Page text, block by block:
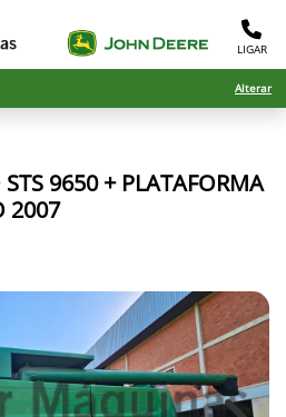
LIGAR
Alterar
9650 + PLATAFORMA
2007